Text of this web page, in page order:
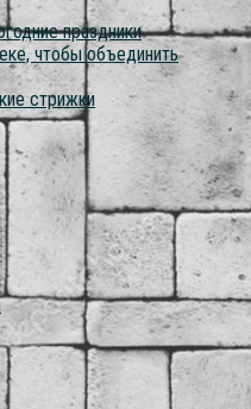
праздники
чтобы объединить
стрижки